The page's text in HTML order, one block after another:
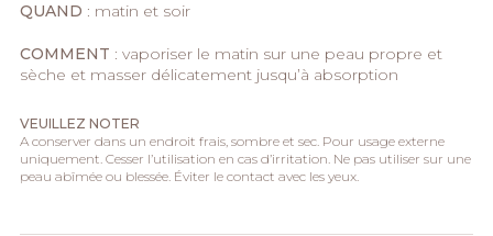
QUAND : matin et soir
COMMENT : vaporiser le matin sur une peau propre et
sèche et masser délicatement jusqu’à absorption
VEUILLEZ NOTER
A conserver dans un endroit frais, sombre et sec. Pour usage externe
uniquement. Cesser l’utilisation en cas d’irritation. Ne pas utiliser sur une
peau abîmée ou blessée. Éviter le contact avec les yeux.